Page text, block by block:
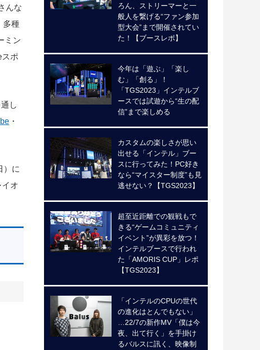
んな
多種
ミン
ポ
し
・
）に
オ
ろん、ストリーマーと一
般人を繋げる“ファン参加
型大会”まで開催されてい
た！【ブースレポ】
今年は「遊ぶ」「楽し
む」「創る」！
「TGS2023」インテルブ
ースでは試遊から“生の配
信”まで楽しめる
カスタムの楽しさが思い
出せる「インテル」ブー
スに行ってみた！PC好き
なら“マイスター制度”も見
逃せない？【TGS2023】
超至近距離での観戦もで
きる“ゲームコミュニティ
イベント”が異彩を放つ！
インテルブースで行われ
た「AMORIS CUP」レポ
【TGS2023】
「インテルのCPUの世代
の進化はとんでもない」
…22/7の新作MV「僕は今
夜、出て行く」を手掛け
るバルスに訊く、映像制